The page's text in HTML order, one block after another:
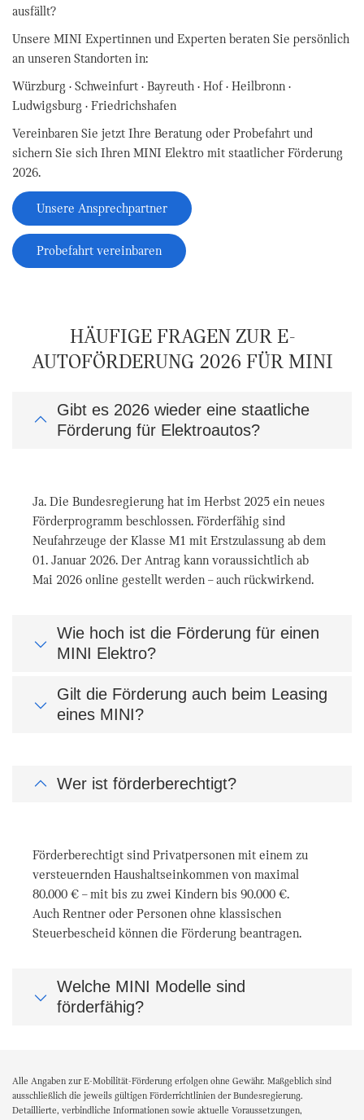
ausfällt?
Unsere MINI Expertinnen und Experten beraten Sie persönlich
an unseren Standorten in:
Würzburg · Schweinfurt · Bayreuth · Hof · Heilbronn ·
Ludwigsburg · Friedrichshafen
Vereinbaren Sie jetzt Ihre Beratung oder Probefahrt und
sichern Sie sich Ihren MINI Elektro mit staatlicher Förderung
2026.
Unsere Ansprechpartner
Probefahrt vereinbaren
HÄUFIGE FRAGEN ZUR E-
AUTOFÖRDERUNG 2026 FÜR MINI
Gibt es 2026 wieder eine staatliche
Förderung für Elektroautos?
Ja. Die Bundesregierung hat im Herbst 2025 ein neues
Förderprogramm beschlossen. Förderfähig sind
Neufahrzeuge der Klasse M1 mit Erstzulassung ab dem
01. Januar 2026. Der Antrag kann voraussichtlich ab
Mai 2026 online gestellt werden – auch rückwirkend.
Wie hoch ist die Förderung für einen
MINI Elektro?
Gilt die Förderung auch beim Leasing
eines MINI?
Wer ist förderberechtigt?
Förderberechtigt sind Privatpersonen mit einem zu
versteuernden Haushaltseinkommen von maximal
80.000 € – mit bis zu zwei Kindern bis 90.000 €.
Auch Rentner oder Personen ohne klassischen
Steuerbescheid können die Förderung beantragen.
Welche MINI Modelle sind
förderfähig?
Alle Angaben zur E-Mobilität-Förderung erfolgen ohne Gewähr. Maßgeblich sind
ausschließlich die jeweils gültigen Förderrichtlinien der Bundesregierung.
Detaillierte, verbindliche Informationen sowie aktuelle Voraussetzungen,